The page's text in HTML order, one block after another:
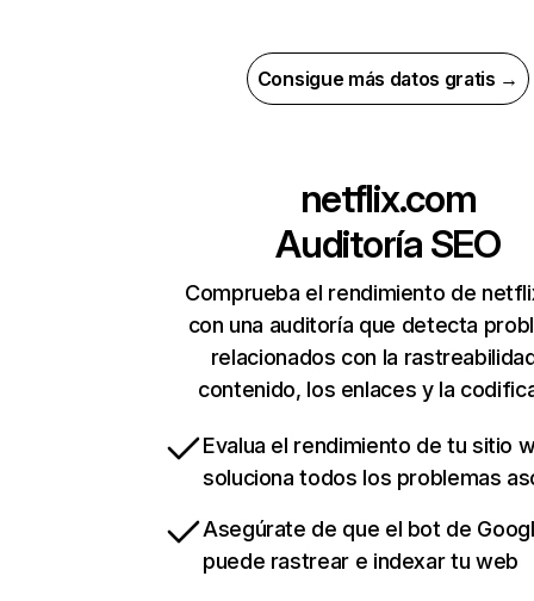
Consigue más datos gratis →
netflix.com
Auditoría SEO
Comprueba el rendimiento de
con una auditoría que detecta
relacionados con la
contenido, los enlaces y la
Evalua el rendimiento de tu sitio
soluciona todos los problemas
Asegúrate de que el bot de
puede rastrear e indexar tu web